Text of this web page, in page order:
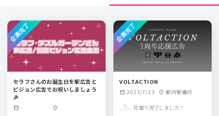
セラフさんのお誕生日を駅広告と
ビジョン広告でお祝いしましょう
🎉
calendar_month - location_on
企画完了
VOLTACTION
calendar_month 2023/7/13 location_on 都内駅構内
花贈り完了しました！
企画完了